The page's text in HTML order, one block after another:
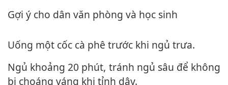
Gợi ý cho dân văn phòng và học sinh
Uống một cốc cà phê trước khi ngủ trưa.
Ngủ khoảng 20 phút, tránh ngủ sâu để không
bị choáng váng khi tỉnh dậy.